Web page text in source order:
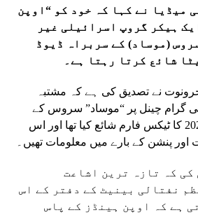
میڈیا نے کہا کہ خود کو “اوپن
ہیکر گروپ اسرائیلی غیر
(موساد) کے سربراہ ڈیوڈ
شائع کرتا رہتا ہے۔
نے تصدیق کی ہے کہ مشتبہ
گرام چینل پر “موساد” سروس کے
سربراہ کے لیے سال 2020 کا ٹیکس فارم شائع کیا تھا اور اس
اور پنشن کے بارے میں معلومات تھیں۔
کی کہ تازہ ترین اشاعت
نفتالی بینیٹ کے دفتر کے اس
ہے کہ اوپن ہینڈز کے پاس